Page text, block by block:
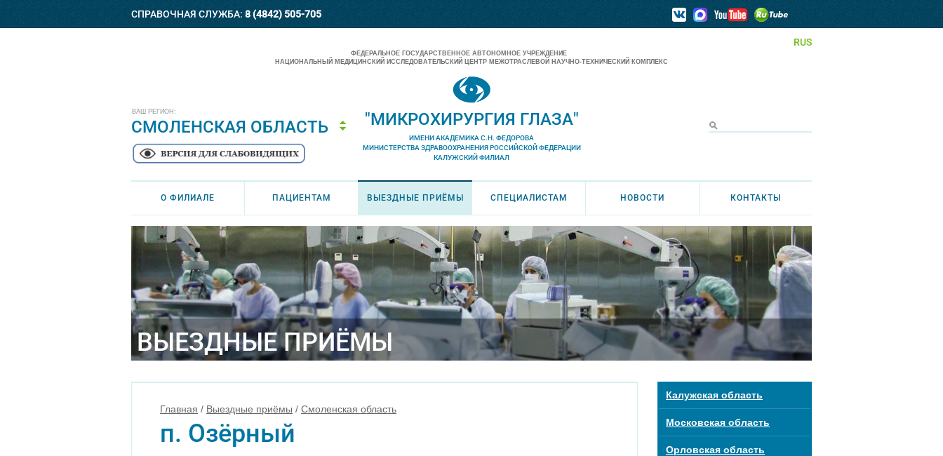
СПРАВОЧНАЯ СЛУЖБА: 8 (4842) 505-705
RUS
ВАШ РЕГИОН:
СМОЛЕНСКАЯ ОБЛАСТЬ
ФЕДЕРАЛЬНОЕ ГОСУДАРСТВЕННОЕ АВТОНОМНОЕ УЧРЕЖДЕНИЕ
НАЦИОНАЛЬНЫЙ МЕДИЦИНСКИЙ ИССЛЕДОВАТЕЛЬСКИЙ ЦЕНТР МЕЖОТРАСЛЕВОЙ НАУЧНО-ТЕХНИЧЕСКИЙ КОМПЛЕКС
"МИКРОХИРУРГИЯ ГЛАЗА"
ИМЕНИ АКАДЕМИКА С.Н. ФЕДОРОВА
МИНИСТЕРСТВА ЗДРАВООХРАНЕНИЯ РОССИЙСКОЙ ФЕДЕРАЦИИ
КАЛУЖСКИЙ ФИЛИАЛ
О ФИЛИАЛЕ ПАЦИЕНТАМ ВЫЕЗДНЫЕ ПРИЁМЫ СПЕЦИАЛИСТАМ НОВОСТИ КОНТАКТЫ
ВЫЕЗДНЫЕ ПРИЁМЫ
Главная / Выездные приёмы / Смоленская область
п. Озёрный
Калужская область
Московская область
Орловская область